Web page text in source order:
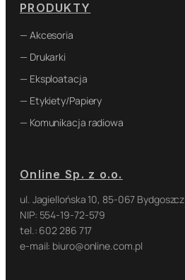
PRODUKTY
— Akcesoria
— Drukarki
— Eksploatacja
— Etykiety/Papiery
— Komunikacja radiowa
Online Sp. z o.o.
ul. Jagiellońska 10, 85-067 Bydgoszcz
NIP: 554-19-72-579
tel.: 602 286 717
e-mail: biuro@online.com.pl